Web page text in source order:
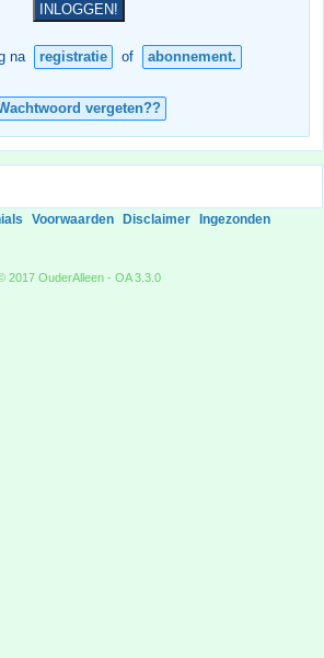
na registratie of abonnement.
vergeten??
Voorwaarden Disclaimer Ingezonden
2017 OuderAlleen - OA 3.3.0